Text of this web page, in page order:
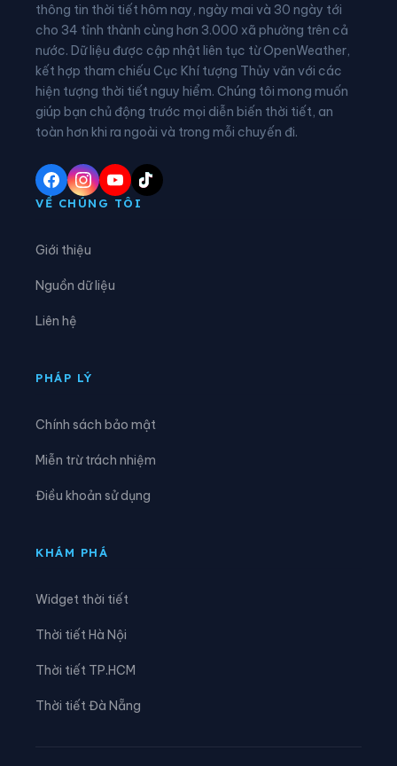
Phường Tam Điệp Phường Tây Hoa Lư
Phường Thành Nam Phường Thiên Trường
Phường Tiên Sơn Phường Trung Sơn
Phường Trường Thi Phường Vị Khê
Phường Yên Sơn
Xã Bắc Lý
Xã Đại Hoàng
Xã Gia Viễn
thông tin thời tiết hôm nay, ngày mai và 30 ngày tới
cho 34 tỉnh thành cùng hơn 3.000 xã phường trên cả
nước. Dữ liệu được cập nhật liên tục từ OpenWeather,
kết hợp tham chiếu Cục Khí tượng Thủy văn với các
hiện tượng thời tiết nguy hiểm. Chúng tôi mong muốn
giúp bạn chủ động trước mọi diễn biến thời tiết, an
toàn hơn khi ra ngoài và trong mỗi chuyến đi.
VỀ CHÚNG TÔI
Giới thiệu
Nguồn dữ liệu
Liên hệ
PHÁP LÝ
Chính sách bảo mật
Miễn trừ trách nhiệm
Điều khoản sử dụng
KHÁM PHÁ
Widget thời tiết
Thời tiết Hà Nội
Thời tiết TP.HCM
Thời tiết Đà Nẵng